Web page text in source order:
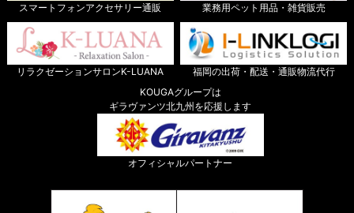
スマートフォンアクセサリー通販 業務用ペット用品・雑貨販売
リラクゼーションサロンK-LUANA
福岡の出荷・配送・通販物流代行
KOUGAグループは
ギラヴァンツ北九州を応援します
オフィシャルパートナー